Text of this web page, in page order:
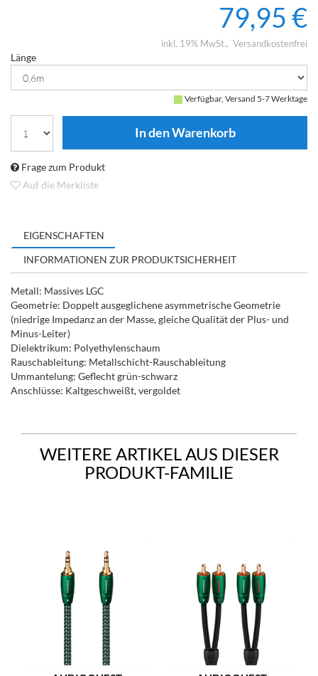
79,95 €
inkl. 19% MwSt. Versandkostenfrei
Länge
Verfügbar, Versand 5-7 Werktage
Frage zum Produkt
Auf die Merkliste
EIGENSCHAFTEN
INFORMATIONEN ZUR PRODUKTSICHERHEIT
Metall: Massives LGC
Geometrie: Doppelt ausgeglichene asymmetrische Geometrie
(niedrige Impedanz an der Masse, gleiche Qualität der Plus- und
Minus-Leiter)
Dielektrikum: Polyethylenschaum
Rauschableitung: Metallschicht-Rauschableitung
Ummantelung: Geflecht grün-schwarz
Anschlüsse: Kaltgeschweißt, vergoldet
WEITERE ARTIKEL AUS DIESER
PRODUKT-FAMILIE